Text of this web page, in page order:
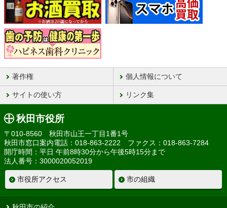
著作権 個人情報について
サイトの使い方 リンク集
秋田市役所
〒010-8560 秋田市山王一丁目1番1号
秋田市窓口案内電話：018-863-2222 ファクス：018-863-7284
開庁時間：平日 午前8時30分から午後5時15分まで
法人番号：3000020052019
市役所アクセス 市の組織